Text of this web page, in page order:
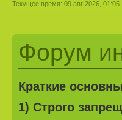
Текущее время: 09 авг 2026, 01:05
Форум
Краткие
1) Строго